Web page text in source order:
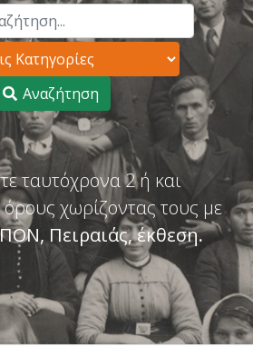
Αναζήτηση
ταυτόχρονα 2 ή και
χωρίζοντας τους με
Πειραιάς, έκθεση.